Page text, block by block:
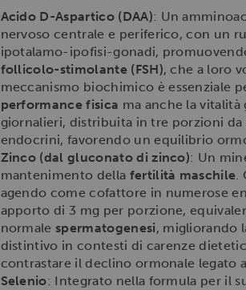
Acido D-Aspartico (DAA): Un
nervoso centrale e periferico, con un
ipotalamo-ipofisi-gonadi,
follicolo-stimolante (FSH), che a loro
meccanismo biochimico è essenziale
performance fisica ma anche la
giornalieri, distribuita in tre porzioni da
endocrini, favorendo un equilibrio
Zinco (dal gluconato di zinco): Un
mantenimento della fertilità maschile.
agendo come cofattore in numerose
apporto di 3 mg per porzione,
normalespermatogenesi, migliorando
distintivo in contesti di carenze
contrastare il declino ormonale legato
Selenio: Integrato nella formula per il